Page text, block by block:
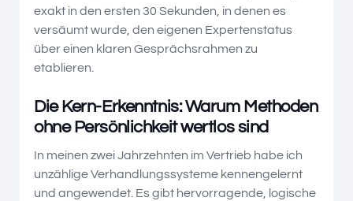
exakt in den ersten 30 Sekunden, in denen es
versäumt wurde, den eigenen Expertenstatus
über einen klaren Gesprächsrahmen zu
etablieren.
Die Kern-Erkenntnis: Warum Methoden
ohne Persönlichkeit wertlos sind
In meinen zwei Jahrzehnten im Vertrieb habe ich
unzählige Verhandlungssysteme kennengelernt
und angewendet. Es gibt hervorragende, logische